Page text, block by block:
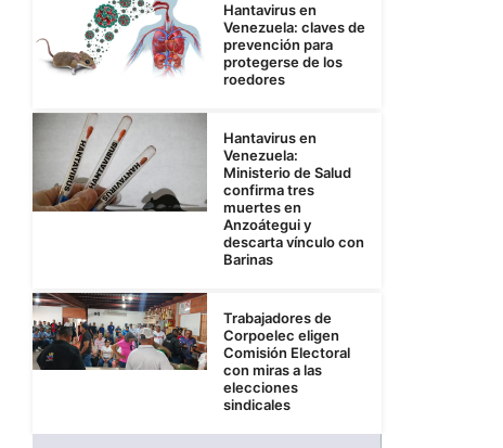
Hantavirus en
Venezuela: claves de
prevención para
protegerse de los
roedores
Hantavirus en
Venezuela:
Ministerio de Salud
confirma tres
muertes en
Anzoátegui y
descarta vínculo con
Barinas
Trabajadores de
Corpoelec eligen
Comisión Electoral
con miras a las
elecciones
sindicales